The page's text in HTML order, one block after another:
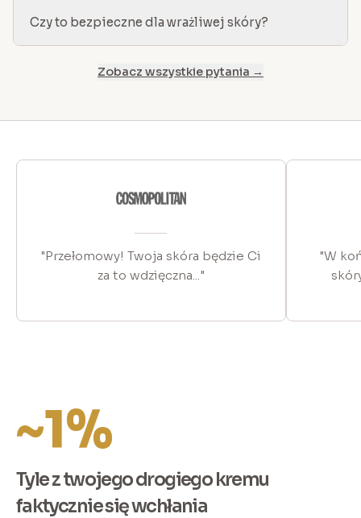
Czy to bezpieczne dla wrażliwej skóry?
Zobacz wszystkie pytania →
"Przełomowy! Twoja skóra będzie Ci
za to wdzięczna..."
"W
~1%
Tyle z twojego drogiego kremu
faktycznie się wchłania